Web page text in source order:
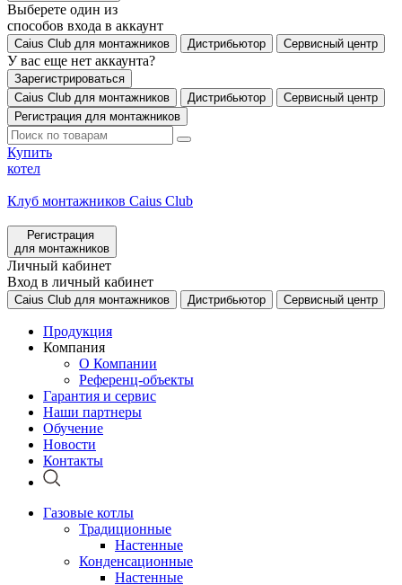
Выберете один из
способов входа в аккаунт
Caius Club для монтажников Дистрибьютор Сервисный центр
У вас еще нет аккаунта?
Зарегистрироваться
Caius Club для монтажников
Дистрибьютор
Сервисный центр
Регистрация для монтажников
Купить
котел
Клуб монтажников Caius Club
Регистрация
для монтажников
Личный кабинет
Вход в личный кабинет
Caius Club для монтажников Дистрибьютор Сервисный центр
Продукция
Компания
О Компании
Референц-объекты
Гарантия и сервис
Наши партнеры
Обучение
Новости
Контакты
Газовые котлы
Традиционные
Настенные
Конденсационные
Настенные